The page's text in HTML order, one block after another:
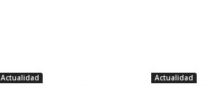
Actualidad Actualidad